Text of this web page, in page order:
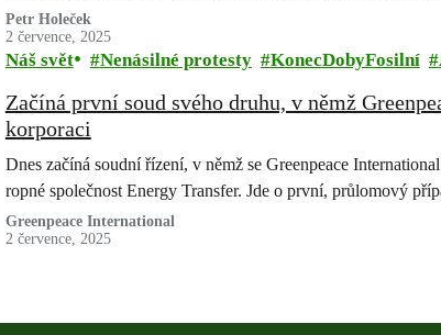
Petr Holeček
2 července, 2025
Náš svět Nenásilné protesty KonecDobyFosilní
Začíná první soud svého druhu, v němž
korporaci
Dnes začíná soudní řízení, v němž se Greenpeace
ropné společnost Energy Transfer. Jde o první, průlomový
Greenpeace International
2 července, 2025